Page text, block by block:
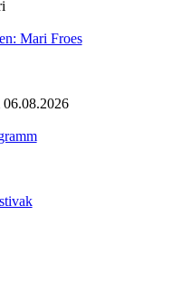
Mari Froes
06.08.2026